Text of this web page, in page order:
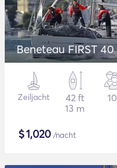
Beneteau FIRST 40
Zeiljacht
42 ft
13 m
10
$1,020 /nacht